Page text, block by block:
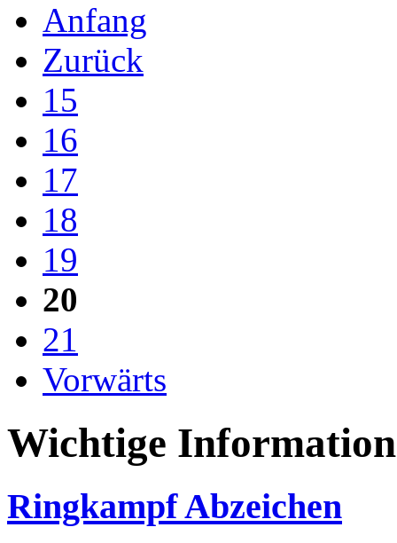
Anfang
Zurück
15
16
17
18
19
20
21
Vorwärts
Wichtige
Ringkampf Abzeichen